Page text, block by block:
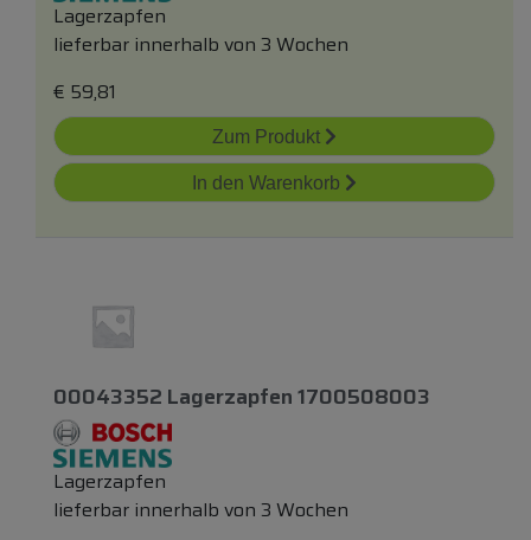
Lagerzapfen
lieferbar innerhalb von 3 Wochen
€ 59,81
Zum Produkt
In den Warenkorb
00043352 Lagerzapfen 1700508003
Lagerzapfen
lieferbar innerhalb von 3 Wochen